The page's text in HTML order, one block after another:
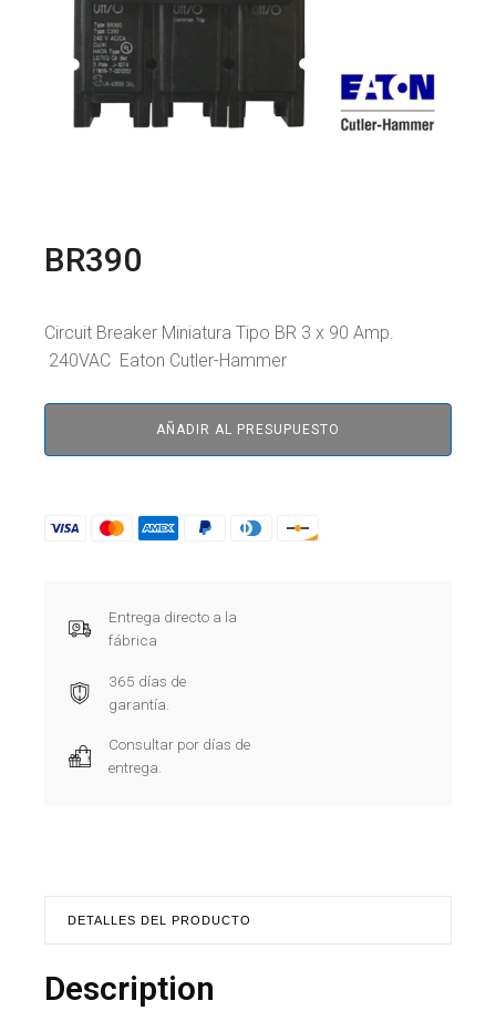
BR390
Circuit Breaker Miniatura Tipo BR 3 x 90 Amp.
240VAC Eaton Cutler-Hammer
AÑADIR AL PRESUPUESTO
Entrega directo a la
fábrica
365 días de
garantía.
Consultar por días de
entrega.
DETALLES DEL PRODUCTO
Description